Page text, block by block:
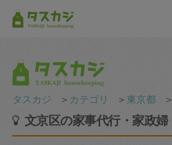
タスカジ ＞ カテゴリ ＞ 東京都 ＞
文京区の家事代行・家政婦